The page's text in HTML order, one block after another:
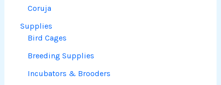
Coruja
Supplies
Bird Cages
Breeding Supplies
Incubators & Brooders